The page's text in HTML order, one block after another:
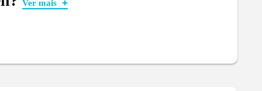
Ver mais